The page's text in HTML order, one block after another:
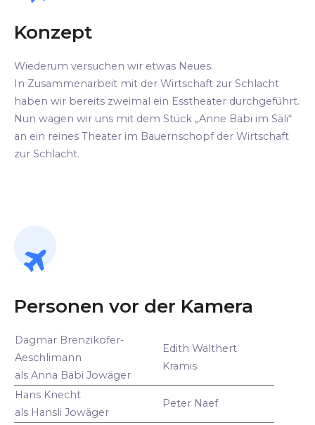
Konzept
Wiederum versuchen wir etwas Neues.
In Zusammenarbeit mit der Wirtschaft zur Schlacht
haben wir bereits zweimal ein Esstheater durchgeführt.
Nun wagen wir uns mit dem Stück „Anne Bäbi im Säli“
an ein reines Theater im Bauernschopf der Wirtschaft
zur Schlacht.
Personen vor der Kamera
Dagmar Brenzikofer-
Aeschlimann
als Anna Bäbi Jowäger
Edith Walthert
Kramis
Hans Knecht
als Hansli Jowäger
Peter Naef